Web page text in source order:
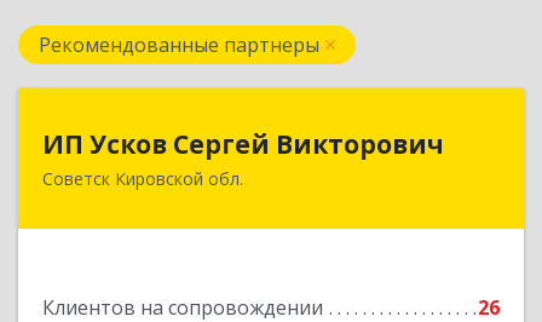
Рекомендованные партнеры
ИП Усков Сергей Викторович
Советск Кировской обл.
Клиентов на сопровождении 26
ИП Усков Сергей Викторович
613340, Кировская обл, Советск г, Дружбы ул,